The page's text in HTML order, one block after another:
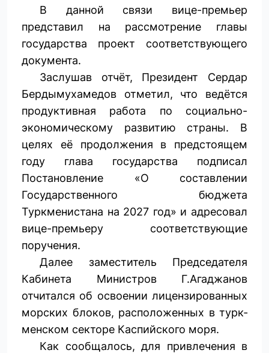
В данной связи вице-премьер
представил на рассмотрение главы
государства проект соответствующего
документа.
Заслушав отчёт, Президент Сердар
Бердымухамедов отметил, что ведётся
продуктивная работа по социально-
экономическому развитию страны. В
целях её продолжения в предстоящем
году глава государства подписал
Постановление «О составлении
Государственного бюджета
Туркменистана на 2027 год» и адресовал
вице-премьеру соответствующие
поручения.
Далее заместитель Председателя
Кабинета Министров Г.Агаджанов
отчитался об освоении лицензированных
морских блоков, расположенных в турк­
менском секторе Каспийского моря.
Как сообщалось, для привлечения в